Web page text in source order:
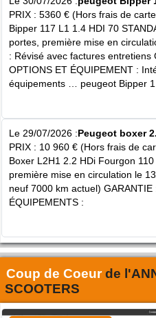
PRIX : 5360 € (Hors frais de
Bipper 117 L1 1.4 HDI 70
portes, première mise en
: Révisé avec factures entretiens
OPTIONS ET ÉQUIPEMENT :
équipements … peugeot Bipper
Le 29/07/2026 :Peugeot boxer
PRIX : 10 960 € (Hors frais de
Boxer L2H1 2.2 HDi Fourgon
première mise en circulation le
neuf 7000 km actuel)
ÉQUIPEMENTS :
Coup de Coeurde l'
SCOOTERS